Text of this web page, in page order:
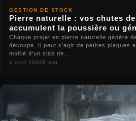
GESTION DE STOCK
Pierre naturelle : vos chutes
accumulent la poussière ou
Chaque projet en pierre naturelle génère
découpe. Il peut s'agir de petites plaques
moitié d'un slab de...
1 avril 20266 min